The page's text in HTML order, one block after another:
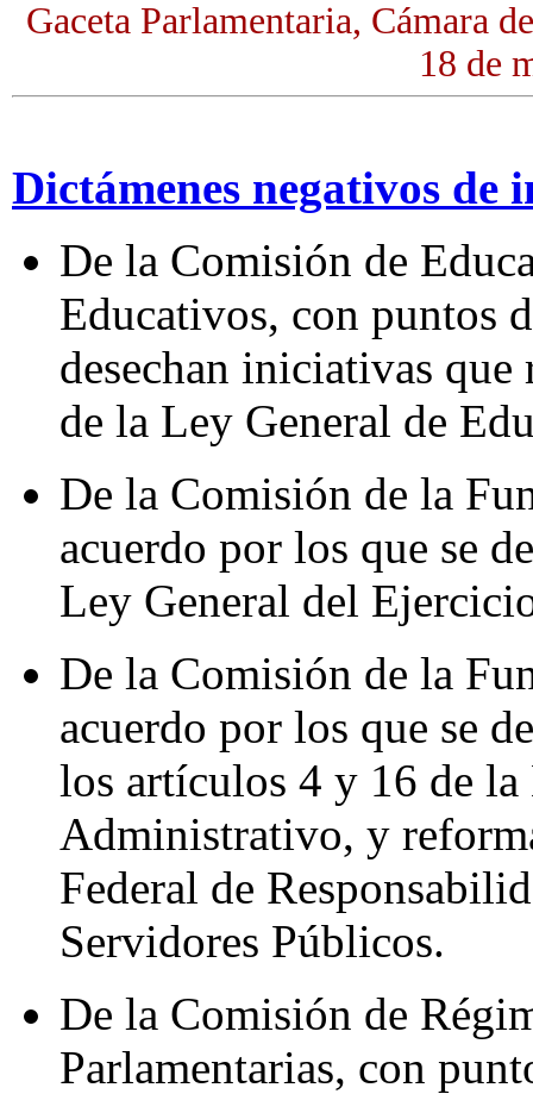
Gaceta Parlamentaria, Cámara
18 de
Dictámenes negativos de
De la Comisión de
Educativos, con puntos
desechan iniciativas
de la Ley General de
De la Comisión de la
acuerdo por los que se
Ley General del
De la Comisión de la
acuerdo por los que se
los artículos 4 y 16 de
Administrativo, y
Federal de
Servidores Públicos.
De la Comisión de
Parlamentarias, con